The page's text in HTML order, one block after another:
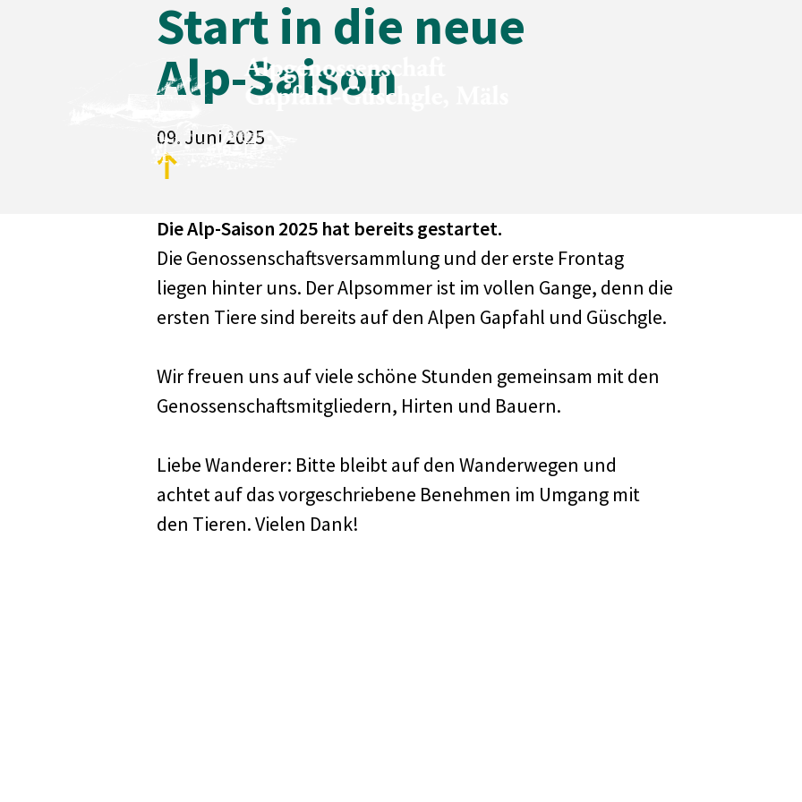
Unsere Alpen
Gapfahl
Güschgle
Kontakt
Start in die neue
Alp-Saison
09. Juni 2025
Die Alp-Saison 2025 hat bereits gestartet.
Die Genossenschaftsversammlung und der erste Frontag
liegen hinter uns. Der Alpsommer ist im vollen Gange, denn die
ersten Tiere sind bereits auf den Alpen Gapfahl und Güschgle.
Wir freuen uns auf viele schöne Stunden gemeinsam mit den
Genossenschaftsmitgliedern, Hirten und Bauern.
Liebe Wanderer: Bitte bleibt auf den Wanderwegen und
achtet auf das vorgeschriebene Benehmen im Umgang mit
den Tieren. Vielen Dank!